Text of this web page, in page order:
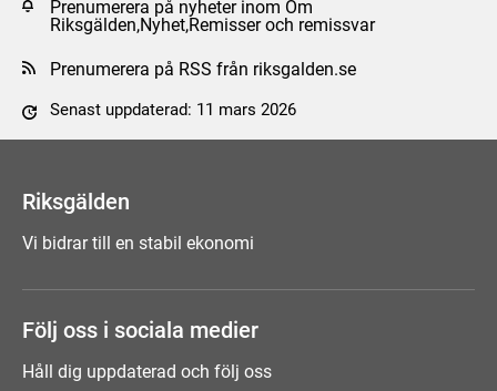
Prenumerera på nyheter inom Om
Riksgälden,Nyhet,Remisser och remissvar
Prenumerera på RSS från riksgalden.se
Senast uppdaterad: 11 mars 2026
Riksgälden
Vi bidrar till en stabil ekonomi
Följ oss i sociala medier
Håll dig uppdaterad och följ oss